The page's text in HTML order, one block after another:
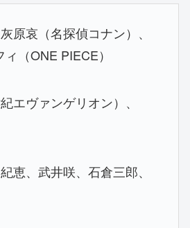
原哀（名探偵コナン）、
（ONE PIECE）
エヴァンゲリオン）、
恵、武井咲、石倉三郎、